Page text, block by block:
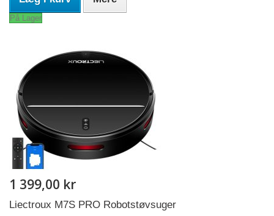
På Lager
1 399,00 kr
Liectroux M7S PRO Robotstøvsuger